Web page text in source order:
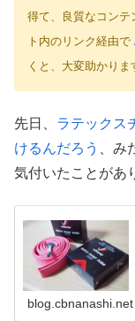
得て、良質なコンテ
ト内のリンク経由で
くと、大変助かり
先日、 ラテックス
けるんだろう
、
気付いたことがあ
blog.cbnanashi.net